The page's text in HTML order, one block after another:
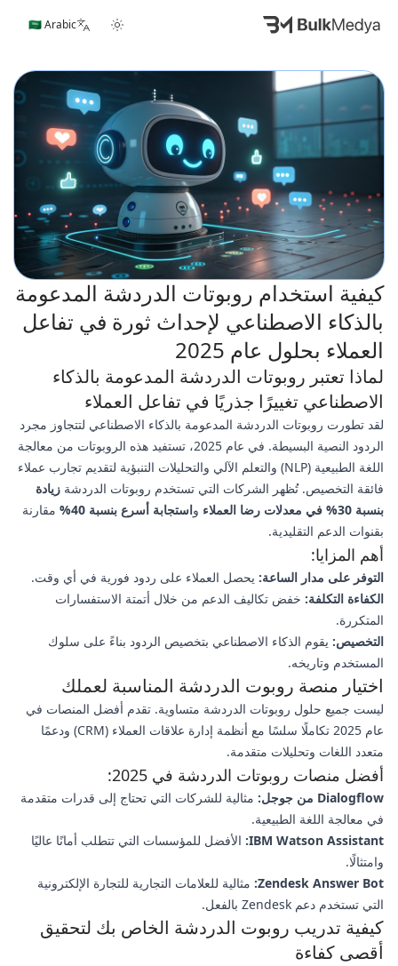
🇸🇦 Arabic
كيفية استخدام روبوتات الدردشة المدعومة
بالذكاء الاصطناعي لإحداث ثورة في تفاعل
العملاء بحلول عام 2025
لماذا تعتبر روبوتات الدردشة المدعومة بالذكاء
الاصطناعي تغييرًا جذريًا في تفاعل العملاء
لقد تطورت روبوتات الدردشة المدعومة بالذكاء الاصطناعي لتتجاوز مجرد
الردود النصية البسيطة. في عام 2025، تستفيد هذه الروبوتات من معالجة
اللغة الطبيعية (NLP) والتعلم الآلي والتحليلات التنبؤية لتقديم تجارب عملاء
فائقة التخصيص. تُظهر الشركات التي تستخدم روبوتات الدردشة زيادة
بنسبة 30% في معدلات رضا العملاء
واستجابة أسرع بنسبة 40%
مقارنة
بقنوات الدعم التقليدية.
أهم المزايا:
التوفر على مدار الساعة: يحصل العملاء على ردود فورية في أي وقت.
الكفاءة التكلفة: خفض تكاليف الدعم من خلال أتمتة الاستفسارات
المتكررة.
التخصيص: يقوم الذكاء الاصطناعي بتخصيص الردود بناءً على سلوك
المستخدم وتاريخه.
اختيار منصة روبوت الدردشة المناسبة لعملك
ليست جميع حلول روبوتات الدردشة متساوية. تقدم أفضل المنصات في
عام 2025 تكاملًا سلسًا مع أنظمة إدارة علاقات العملاء (CRM) ودعمًا
متعدد اللغات وتحليلات متقدمة.
أفضل منصات روبوتات الدردشة في 2025:
Dialogflow من جوجل:
مثالية للشركات التي تحتاج إلى قدرات متقدمة
في معالجة اللغة الطبيعية.
IBM Watson Assistant: الأفضل للمؤسسات التي تتطلب أمانًا عاليًا
وامتثالًا.
Zendesk Answer Bot: مثالية للعلامات التجارية للتجارة الإلكترونية
التي تستخدم دعم Zendesk بالفعل.
كيفية تدريب روبوت الدردشة الخاص بك لتحقيق
أقصى كفاءة